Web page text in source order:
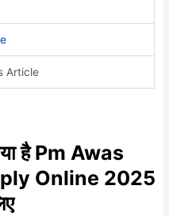
Article
है Pm Awas
Online 2025